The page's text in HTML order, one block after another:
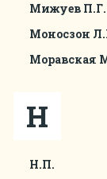
Мижуев П.Г.
Моносзон
Моравская
Н
Н.П.